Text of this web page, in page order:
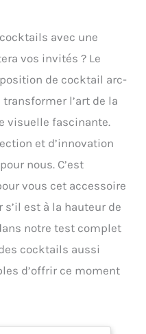
avec une
vos invités ? Le
de cocktail arc-
l’art de la
visuelle fascinante.
et d’innovation
nous. C’est
vous cet accessoire
est à la hauteur de
notre test complet
cocktails aussi
d’offrir ce moment